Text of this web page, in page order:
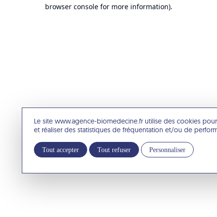
Le site www.agence-biomedecine.fr utilise des cookies
et réaliser des statistiques de fréquentation et/ou de
Tout accepter Tout refuser Personnaliser
browser console for more information).